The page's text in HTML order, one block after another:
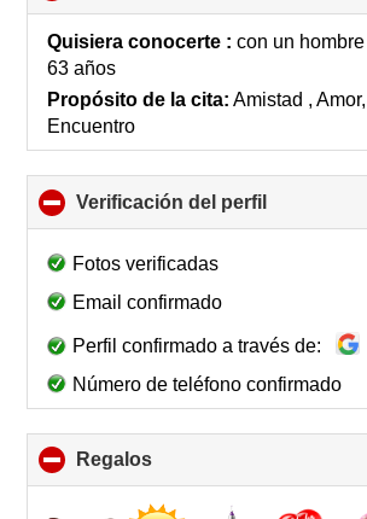
to
collapse
Quisiera conocerte :con un
63 años
Propósito de la cita: Amistad ,
Encuentro
Verificación del perfil
to
Fotos verificadas
Email confirmado
Perfil confirmado a través de:
Número de teléfono confirmado
Regalos
to
collapse